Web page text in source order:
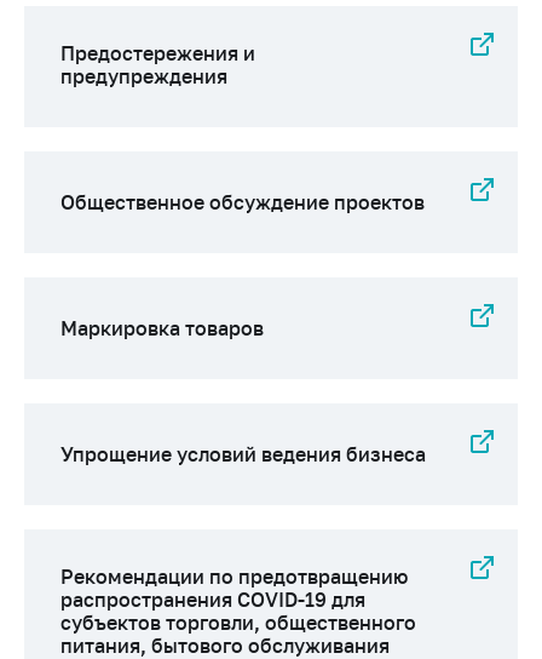
Предостережения и
предупреждения
Общественное обсуждение проектов
Маркировка товаров
Упрощение условий ведения бизнеса
Рекомендации по предотвращению
распространения COVID-19 для
субъектов торговли, общественного
питания, бытового обслуживания